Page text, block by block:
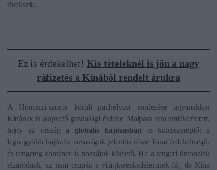
törekszik.
Ez is érdekelhet! Kis tételeknél is jön a nagy
ráfizetés a Kínából rendelt árukra
A Hormuzi-szoros körüli patthelyzet rendezése ugyanakkor
Kínának is alapvető gazdasági érdeke. Malpass arra emlékeztetett,
hogy az ország a globális hajózásban is kulcsszereplő: a
legnagyobb hajózási társaságok jelentős része kínai érdekeltségű,
és rengeteg konténer is hozzájuk köthető. Ha a tengeri útvonalak
elzáródnak, az nem csupán a világkereskedelemnek fáj, de Kína